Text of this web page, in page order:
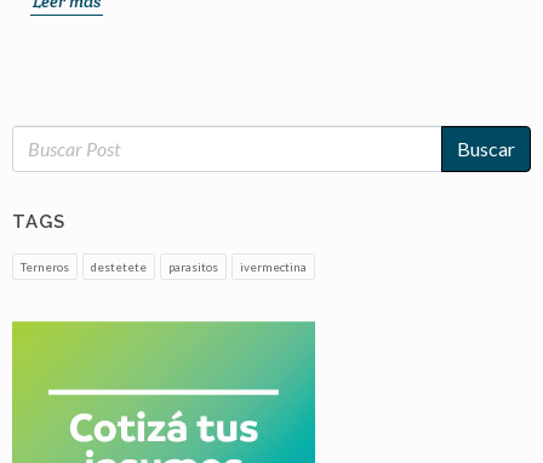
Buscar
TAGS
Terneros destetete parasitos ivermectina